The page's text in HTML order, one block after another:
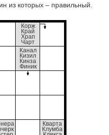
из которых – правильный.
Корж
Край
Храп
Чарт
Канал
Кизил
Кинза
Финик
Кварта
Клумба